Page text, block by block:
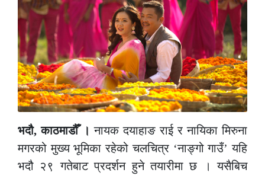
भदौ, काठमाडौँ । नायक दयाहाङ राई र नायिका मिरुना
मगरको मुख्य भूमिका रहेको चलचित्र ‘नाङ्गो गाउँ’ यहि
भदौ २९ गतेबाट प्रदर्शन हुने तयारीमा छ । यसैबिच